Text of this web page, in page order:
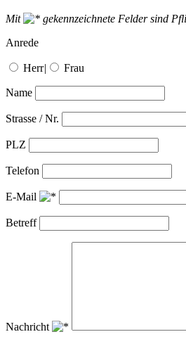
Mit
gekennzeichnete Felder sind
Anrede
Herr| Frau
Name
Strasse / Nr.
PLZ
Telefon
E-Mail
Betreff
Nachricht